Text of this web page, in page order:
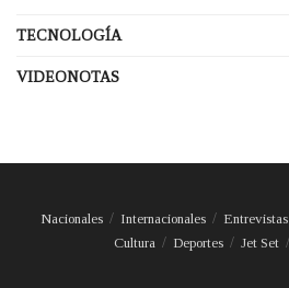
TECNOLOGÍA
VIDEONOTAS
Nacionales Internacionales Entrevistas
Cultura
Deportes Jet Set